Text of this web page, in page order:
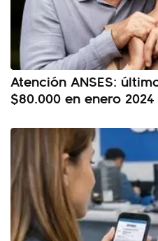
Atención ANSES:
$80.000 en enero 2024